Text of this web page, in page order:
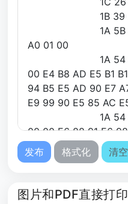
发布 格式化 清空
图片和PDF直接打印